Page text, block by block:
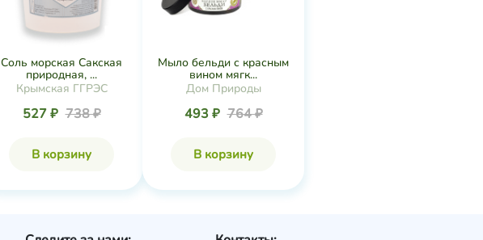
Соль морская Сакская
природная, ...
Крымская ГГРЭС
527 ₽ 738 ₽
В корзину
Мыло бельди с красным
вином мягк...
Дом Природы
493 ₽ 764 ₽
В корзину